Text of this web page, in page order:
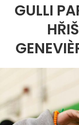
GULLI